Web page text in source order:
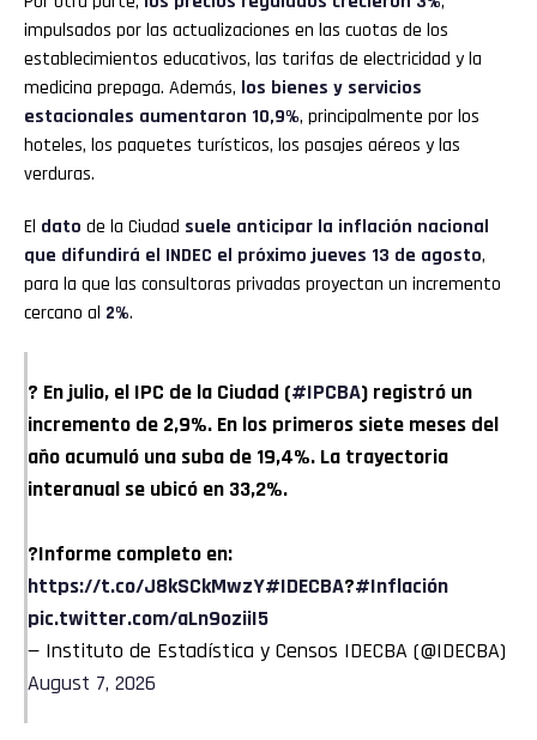
impulsados por las actualizaciones en las cuotas de los
establecimientos educativos, las tarifas de electricidad y la
medicina prepaga. Además, los bienes y servicios
estacionales aumentaron 10,9%, principalmente por los
hoteles, los paquetes turísticos, los pasajes aéreos y las
verduras.
El dato de la Ciudad suele anticipar la inflación nacional
que difundirá el INDEC el próximo jueves 13 de agosto,
para la que las consultoras privadas proyectan un incremento
cercano al 2%.
? En julio, el IPC de la Ciudad (#IPCBA) registró un
incremento de 2,9%. En los primeros siete meses del
año acumuló una suba de 19,4%. La trayectoria
interanual se ubicó en 33,2%.
?Informe completo en:
https://t.co/J8kSCkMwzY#IDECBA?#Inflación
pic.twitter.com/aLn9oziiI5
— Instituto de Estadística y Censos IDECBA (@IDECBA)
August 7, 2026